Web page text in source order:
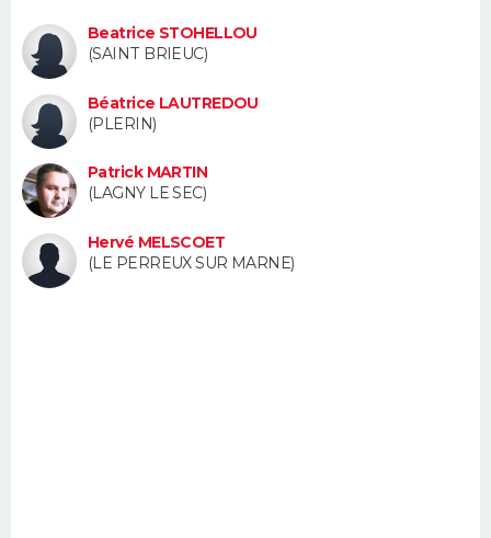
Carte de Noël
Carte Bonne année
Carte Saint-Valentin
Carte Pâques
Carte d'anniversaire
DICTIONNAIRE
Dictionnaire
Biographies
Citations
Expressions
Proverbes
PROGRAMME TV
COPAINS D'AVANT
S'inscrire
Se connecter
Lycées
Collèges
Primaires
Universités
Entreprises
Service militaire
Avis de recherche
AVIS DE DÉCÈS
FORUM
Bricolage
Lifestyle
Culture
Sport
Auto
Television
Voyage
Cinema
Beatrice STOHELLOU
(SAINT BRIEUC)
Béatrice LAUTREDOU
(PLERIN)
Patrick MARTIN
(LAGNY LE SEC)
Hervé MELSCOET
(LE PERREUX SUR MARNE)